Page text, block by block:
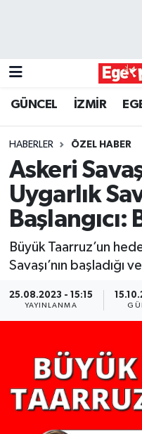
GÜNCEL İZMİR
HABERLER ÖZEL HABER
Askeri
Uygarlık
Büyük Taarruz’un
Savaşı’nın
25.08.2023 - 15:15
YAYINLANMA
GÜNCEL
İZMİR
ÖZEL HABER
POLİTİKA
Programlar
SPOR